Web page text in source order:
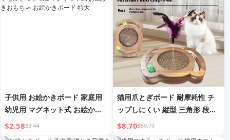
子供用 お絵かきボード 家庭用
幼児用 マグネット式 お絵かき
ボード 1歳児 2歳 ぐらふぃてぃ
3歳 マグネット式 お絵かきおも
$2.58$3.44
猫用爪とぎボード 耐摩耗性 チ
ップしにくい 縦型 三角形 段ボ
ール
$8.70$50.73